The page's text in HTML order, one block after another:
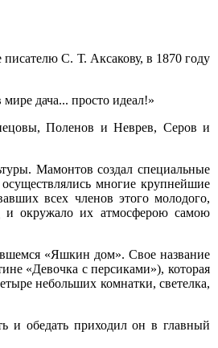
С. Т. Аксакову, в 1870 году
дача... просто идеал!»
Поленов и Неврев, Серов и
Мамонтов создал специальные
многие крупнейшие
всех членов этого молодого,
и окружало их атмосферою самою
«Яшкин дом». Свое название
«Девочка с персиками»), которая
небольших комнатки, светелка,
и обедать приходил он в главный